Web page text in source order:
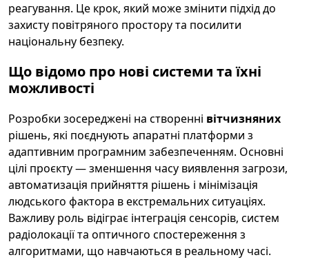
реагування. Це крок, який може змінити підхід до
захисту повітряного простору та посилити
національну безпеку.
Що відомо про нові системи та їхні
можливості
Розробки зосереджені на створенні вітчизняних
рішень, які поєднують апаратні платформи з
адаптивним програмним забезпеченням. Основні
цілі проєкту — зменшення часу виявлення загрози,
автоматизація прийняття рішень і мінімізація
людського фактора в екстремальних ситуаціях.
Важливу роль відіграє інтеграція сенсорів, систем
радіолокації та оптичного спостереження з
алгоритмами, що навчаються в реальному часі.